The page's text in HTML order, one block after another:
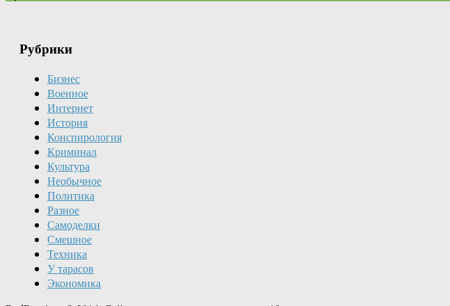
Рубрики
Бизнес
Военное
Интернет
История
Конспирология
Криминал
Культура
Необычное
Политика
Разное
Самоделки
Смешное
Техника
У тарасов
Экономика